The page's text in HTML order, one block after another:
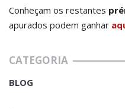
Conheçam os restantes
apurados podem ganhar
CATEGORIA
BLOG